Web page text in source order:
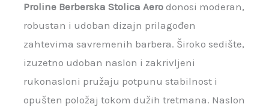
Proline Berberska Stolica Aero donosi moderan,
robustan i udoban dizajn prilagođen
zahtevima savremenih barbera. Široko sedište,
izuzetno udoban naslon i zakrivljeni
rukonasloni pružaju potpunu stabilnost i
opušten položaj tokom dužih tretmana. Naslon